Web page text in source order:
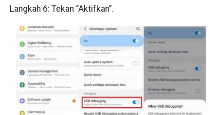
Langkah 6: Tekan “Aktifkan”.